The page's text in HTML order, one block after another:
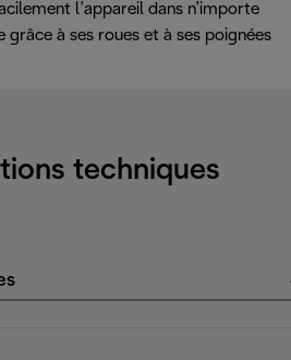
l’appareil dans n’importe
grâce à ses roues et à ses poignées
techniques